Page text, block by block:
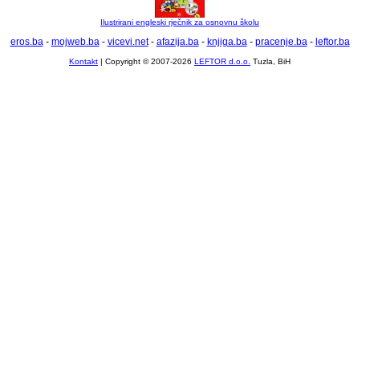
Ilustrirani engleski rječnik za osnovnu školu
eros.ba- mojweb.ba- vicevi.net- afazija.ba- knjiga.ba- pracenje.ba- leftor.ba
Kontakt | Copyright © 2007-2026 LEFTOR d.o.o. Tuzla, BiH